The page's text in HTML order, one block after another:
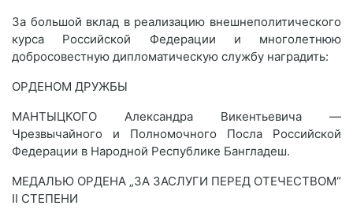
За большой вклад в реализацию внешнеполитического
курса Российской Федерации и многолетнюю
добросовестную дипломатическую службу наградить:
ОРДЕНОМ ДРУЖБЫ
МАНТЫЦКОГО Александра Викентьевича —
Чрезвычайного и Полномочного Посла Российской
Федерации в Народной Республике Бангладеш.
МЕДАЛЬЮ ОРДЕНА „ЗА ЗАСЛУГИ ПЕРЕД ОТЕЧЕСТВОМ“
II СТЕПЕНИ